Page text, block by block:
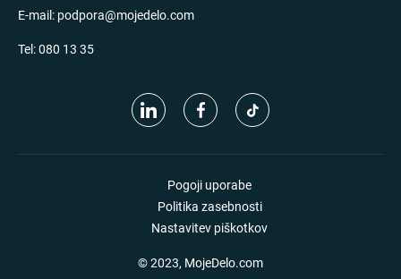
E-mail: podpora@mojedelo.com
Tel:080 13 35
Pogoji uporabe
Politika zasebnosti
Nastavitev piškotkov
© 2023, MojeDelo.com